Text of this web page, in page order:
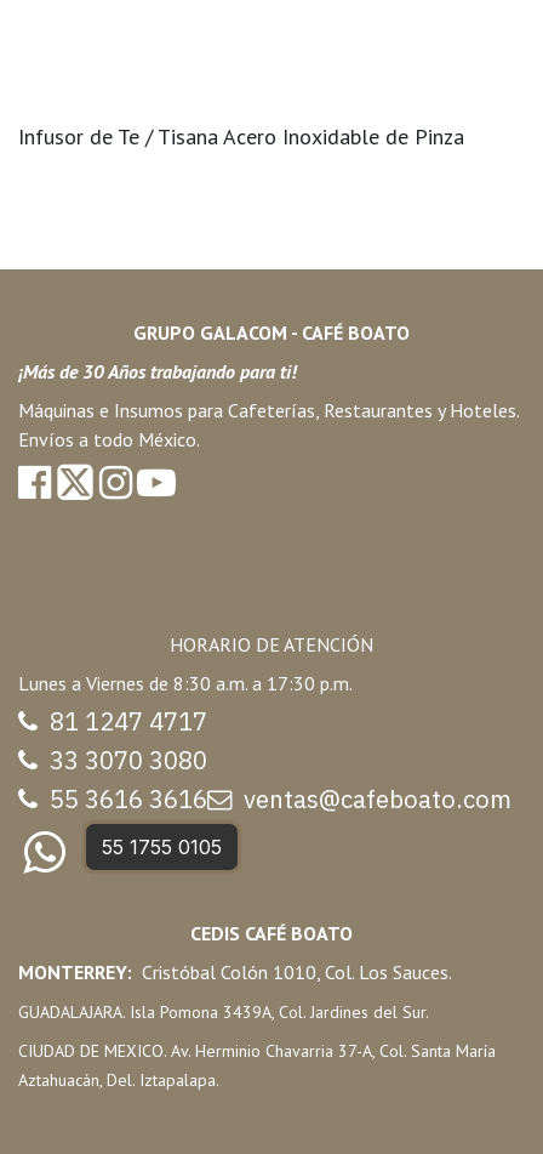
Infusor de Te / Tisana Acero Inoxidable de Pinza
GRUPO GALACOM - CAFÉ BOATO
¡Más de 30 Años trabajando para ti!
Máquinas e Insumos para Cafeterías, Restaurantes y Hoteles.
Envíos a todo México.
HORARIO DE ATENCIÓN
Lunes a Viernes de 8:30 a.m. a 17:30 p.m.
81 1247 4717
33 3070 3080
55 3616 3616
ventas@cafeboato.com
55 1755 0105
CEDIS CAFÉ BOATO
MONTERREY: Cristóbal Colón 1010, Col. Los Sauces.
GUADALAJARA. Isla Pomona 3439A, Col. Jardines del Sur.
CIUDAD DE MEXICO. Av. Herminio Chavarria 37-A, Col. Santa María
Aztahuacán, Del. Iztapalapa.